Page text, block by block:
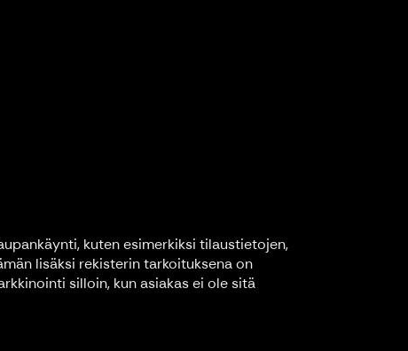
kuten esimerkiksi tilaustietojen,
lisäksi rekisterin tarkoituksena on
silloin, kun asiakas ei ole sitä